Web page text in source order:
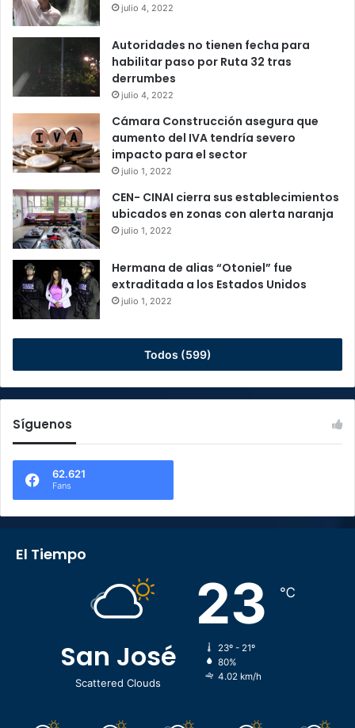
julio 4, 2022
Autoridades no tienen fecha para
habilitar paso por Ruta 32 tras
derrumbes
julio 4, 2022
Cámara Construcción asegura que
aumento del IVA tendría severo
impacto para el sector
julio 1, 2022
CEN- CINAI cierra sus establecimientos
ubicados en zonas con alerta naranja
julio 1, 2022
Hermana de alias “Otoniel” fue
extraditada a los Estados Unidos
julio 1, 2022
Todos (599)
Síguenos
62.621
Fans
El Tiempo
San José
Scattered Clouds
23 ℃
23º - 21º
80%
4.02 km/h